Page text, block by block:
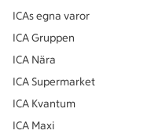
ICAs egna varor
ICA Gruppen
ICA Nära
ICA Supermarket
ICA Kvantum
ICA Maxi